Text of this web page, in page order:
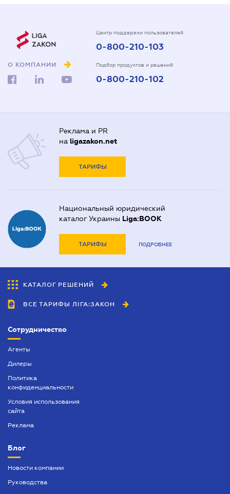
О КОМПАНИИ
Центр поддержки пользователей
0-800-210-103
Подбор продуктов и решений
0-800-210-102
Реклама и PR
на ligazakon.net
ТАРИФЫ
Национальный юридический
каталог Украины Liga:BOOK
ТАРИФЫ ПОДРОБНЕЕ
КАТАЛОГ РЕШЕНИЙ
ВСЕ ТАРИФЫ ЛІГА:ЗАКОН
Сотрудничество
Агенты
Дилеры
Политика
конфиденциальности
Условия использования
сайта
Реклама
Блог
Новости компании
Руководства